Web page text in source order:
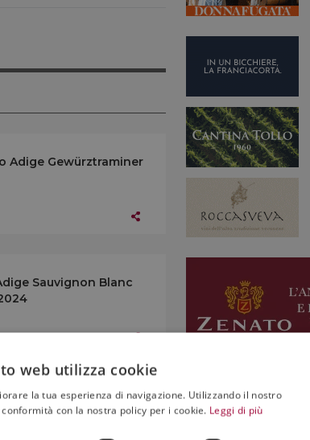
Adige Gewürztraminer
Sauvignon Blanc
Adige Chardonnay
web utilizza cookie
la tua esperienza di navigazione. Utilizzando il nostro
con la nostra policy per i cookie. Leggi di più